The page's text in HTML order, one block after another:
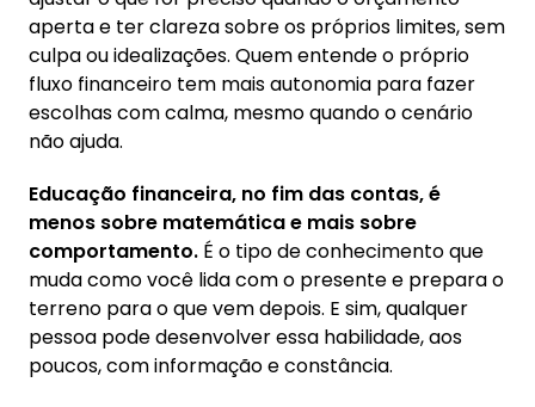
aperta e ter clareza sobre os próprios limites, sem
culpa ou idealizações. Quem entende o próprio
fluxo financeiro tem mais autonomia para fazer
escolhas com calma, mesmo quando o cenário
não ajuda.
Educação financeira, no fim das contas, é
menos sobre matemática e mais sobre
comportamento. É o tipo de conhecimento que
muda como você lida com o presente e prepara o
terreno para o que vem depois. E sim, qualquer
pessoa pode desenvolver essa habilidade, aos
poucos, com informação e constância.